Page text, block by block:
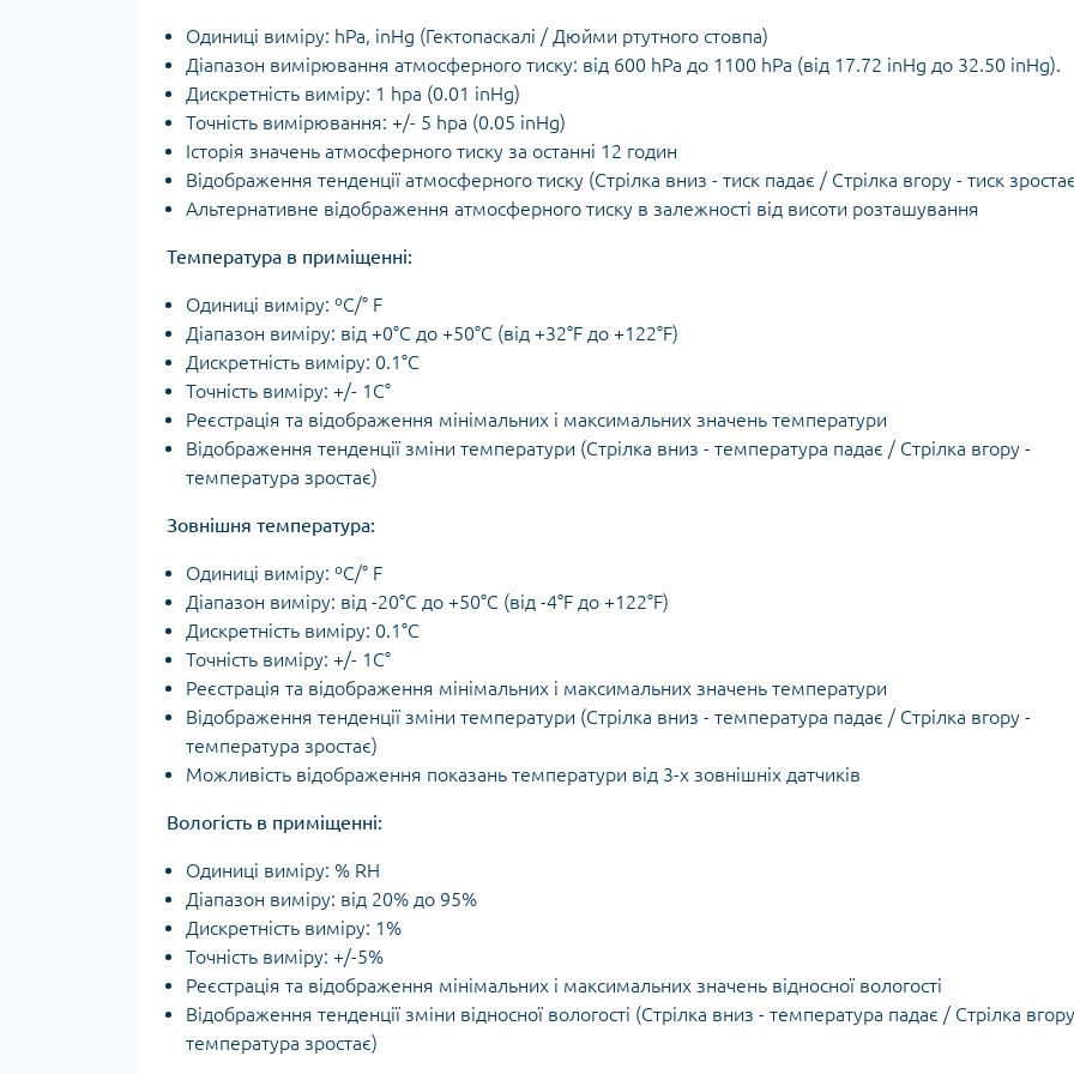
Одиниці виміру: hPa, inHg (Гектопаскалі / Дюйми ртутного стовпа)
Діапазон вимірювання атмосферного тиску: від 600 hPa до 1100 hPa (від 17.72 inHg до 32.50 inHg).
Дискретність виміру: 1 hpa (0.01 inHg)
Точність вимірювання: +/- 5 hpa (0.05 inHg)
Історія значень атмосферного тиску за останні 12 годин
Відображення тенденції атмосферного тиску (Стрілка вниз - тиск падає / Стрілка вгору - тиск
Альтернативне відображення атмосферного тиску в залежності від висоти розташування
Температура в приміщенні:
Одиниці виміру: ºС/° F
Діапазон виміру: від +0°C до +50°C (від +32°F до +122°F)
Дискретність виміру: 0.1°C
Точність виміру: +/- 1C°
Реєстрація та відображення мінімальних і максимальних значень температури
Відображення тенденції зміни температури (Стрілка вниз - температура падає / Стрілка вгору -
температура зростає)
Зовнішня температура:
Одиниці виміру: ºС/° F
Діапазон виміру: від -20°C до +50°C (від -4°F до +122°F)
Дискретність виміру: 0.1°C
Точність виміру: +/- 1C°
Реєстрація та відображення мінімальних і максимальних значень температури
Відображення тенденції зміни температури (Стрілка вниз - температура падає / Стрілка вгору -
температура зростає)
Можливість відображення показань температури від 3-х зовнішніх датчиків
Вологість в приміщенні:
Одиниці виміру: % RH
Діапазон виміру: від 20% до 95%
Дискретність виміру: 1%
Точність виміру: +/-5%
Реєстрація та відображення мінімальних і максимальних значень відносної вологості
Відображення тенденції зміни відносної вологості (Стрілка вниз - температура падає / Стрілка
температура зростає)